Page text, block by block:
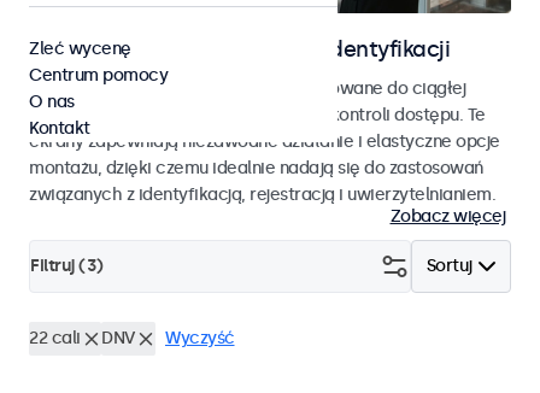
Ekrany do kontroli dostępu i identyfikacji
Monitory i ekrany dotykowe zaprojektowane do ciągłej
pracy i płynnej integracji z systemami kontroli dostępu. Te
ekrany zapewniają niezawodne działanie i elastyczne opcje
montażu, dzięki czemu idealnie nadają się do zastosowań
związanych z identyfikacją, rejestracją i uwierzytelnianiem.
Zobacz więcej
Sortuj
Filtruj (3)
22 cali DNV Wyczyść
Zleć wycenę
Centrum pomocy
O nas
Kontakt